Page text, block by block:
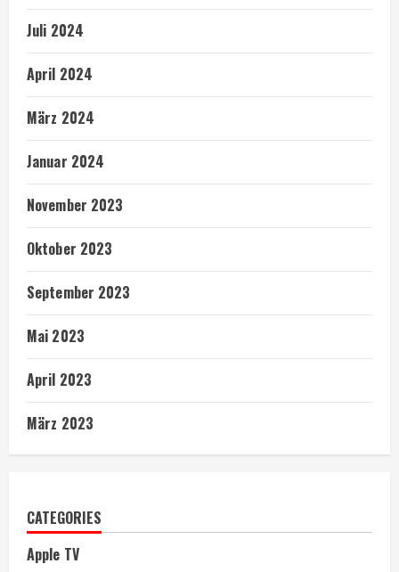
Juli 2024
April 2024
März 2024
Januar 2024
November 2023
Oktober 2023
September 2023
Mai 2023
April 2023
März 2023
CATEGORIES
Apple TV